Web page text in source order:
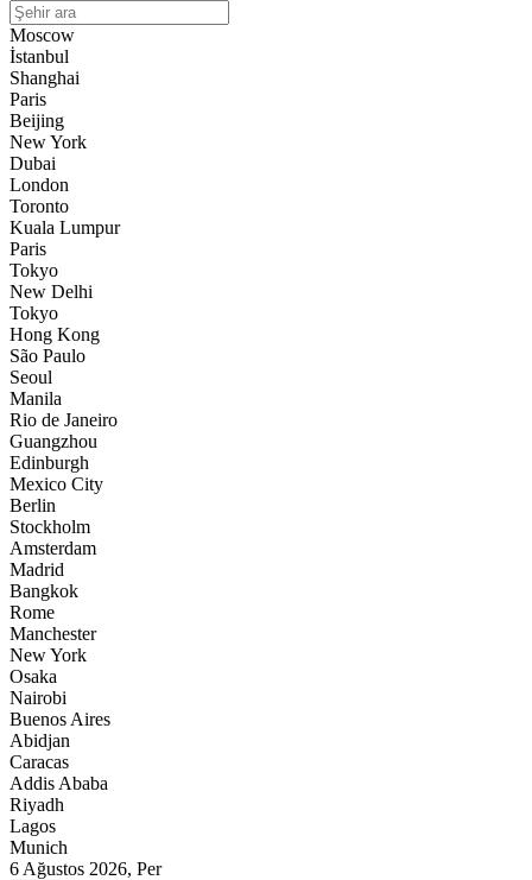
Moscow
İstanbul
Shanghai
Paris
Beijing
New York
Dubai
London
Toronto
Kuala Lumpur
Paris
Tokyo
New Delhi
Tokyo
Hong Kong
São Paulo
Seoul
Manila
Rio de Janeiro
Guangzhou
Edinburgh
Mexico City
Berlin
Stockholm
Amsterdam
Madrid
Bangkok
Rome
Manchester
New York
Osaka
Nairobi
Buenos Aires
Abidjan
Caracas
Addis Ababa
Riyadh
Lagos
Munich
6 Ağustos 2026, Per